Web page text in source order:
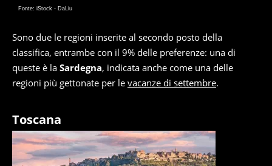
Fonte: iStock - DaLiu
Sono due le regioni inserite al secondo posto della
classifica, entrambe con il 9% delle preferenze: una di
queste è la Sardegna, indicata anche come una delle
regioni più gettonate per le vacanze di settembre.
Toscana